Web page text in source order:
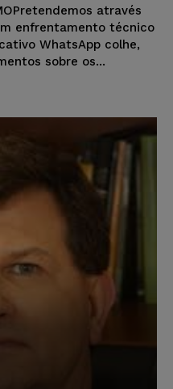
através
enfrentamento técnico
WhatsApp colhe,
sobre os...